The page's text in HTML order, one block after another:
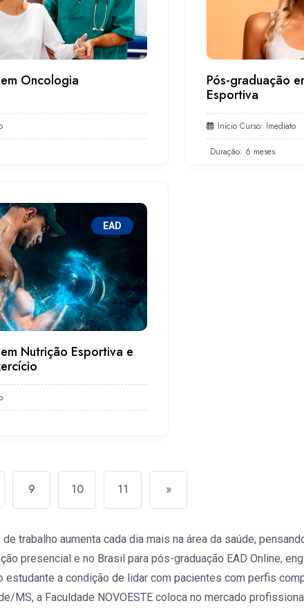
Oncologia
Pós-graduação
Esportiva
Início Curso: Imediato
Duração: 6 meses
EAD
Nutrição Esportiva e
9 10 11 »
trabalho aumenta cada dia mais na área da saúde,
presencial e no Brasil para pós-graduação EAD Online,
a condição de lidar com pacientes com perfis
MS, a Faculdade NOVOESTE coloca no mercado